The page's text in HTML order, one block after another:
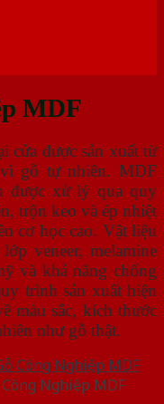
MDF
cửa được sản xuất từ
gỗ tự nhiên. MDF
được xử lý qua quy
trộn keo và ép nhiệt
cơ học cao. Vật liệu
veneer, melamine
và khả năng chống
trình sản xuất hiện
màu sắc, kích thước
như gỗ thật.
Nghiệp MDF